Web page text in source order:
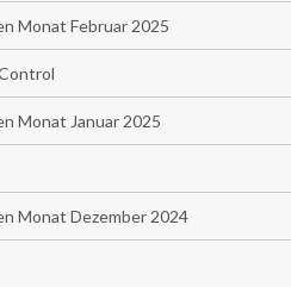
Monat Februar 2025
Monat Januar 2025
Monat Dezember 2024